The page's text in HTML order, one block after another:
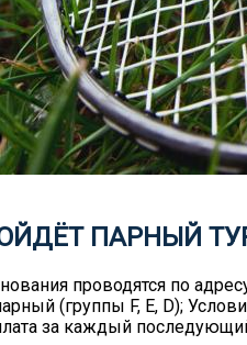
ПАРНЫЙ
проводятся по
(группы F, Е, D);
за каждый